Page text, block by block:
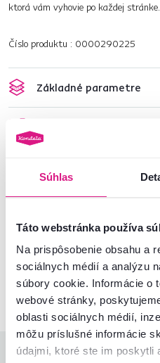
Súhlas
Táto webstránka používa
Na prispôsobenie obsahu a
sociálnych médií a analýzu
súbory cookie. Informácie o
webové stránky,
oblasti sociálnych médií,
môžu príslušné informácie
údajmi, ktoré ste im poskytli
ktorá vám vyhovie po každej stránke.
Číslo produktu : 0000290225
Základné parametre
Nenašli ste
Kontaktujte nás a my
02/ 40 100 100